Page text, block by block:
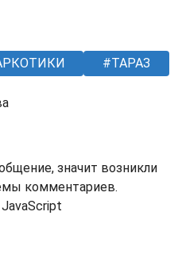
ТАРАЗ
значит возникли
комментариев.